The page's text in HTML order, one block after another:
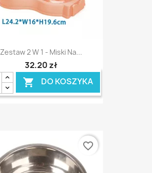
Zestaw 2 W 1 - Miski Na...
32,20 zł
 DO KOSZYKA
favorite_border